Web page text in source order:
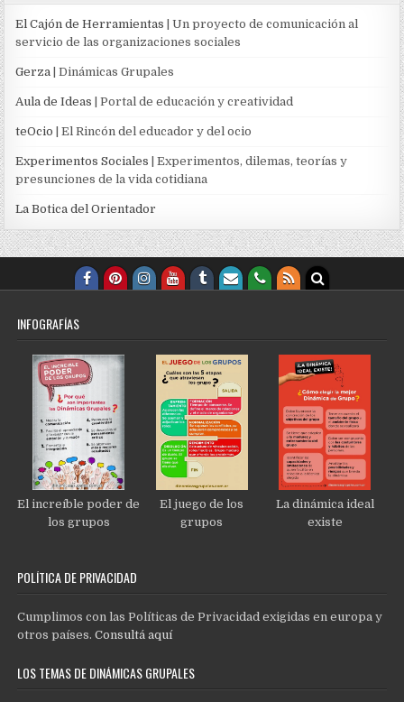
El Cajón de Herramientas | Un proyecto de comunicación al
servicio de las organizaciones sociales
Gerza | Dinámicas Grupales
Aula de Ideas | Portal de educación y creatividad
teOcio | El Rincón del educador y del ocio
Experimentos Sociales | Experimentos, dilemas, teorías y
presunciones de la vida cotidiana
La Botica del Orientador
INFOGRAFÍAS
El increíble poder de
los grupos
El juego de los
grupos
La dinámica ideal
existe
POLÍTICA DE PRIVACIDAD
Cumplimos con las Políticas de Privacidad exigidas en europa y
otros países.Consultá aquí
LOS TEMAS DE DINÁMICAS GRUPALES